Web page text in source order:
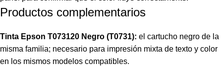
Productos complementarios
Tinta Epson T073120 Negro (T0731): el cartucho negro de la
misma familia; necesario para impresión mixta de texto y color
en los mismos modelos compatibles.